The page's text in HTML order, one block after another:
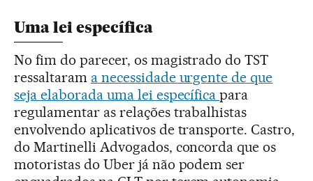
Uma lei específica
No fim do parecer, os magistrado do TST
ressaltaram a necessidade urgente de que
seja elaborada uma lei específicapara
regulamentar as relações trabalhistas
envolvendo aplicativos de transporte. Castro,
do Martinelli Advogados, concorda que os
motoristas do Uber já não podem ser